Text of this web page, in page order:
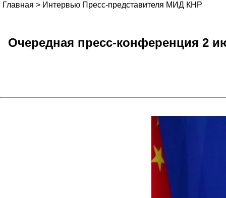
Главная > Интервью Пресс-представителя МИД КНР
Очередная пресс-конференция 2